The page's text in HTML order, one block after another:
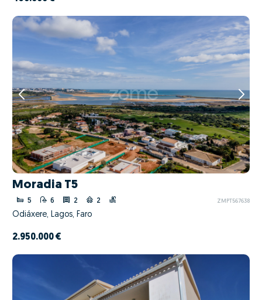
Moradia T5
5 6 2 2 ZMPT567638
Odiáxere, Lagos, Faro
2.950.000 €